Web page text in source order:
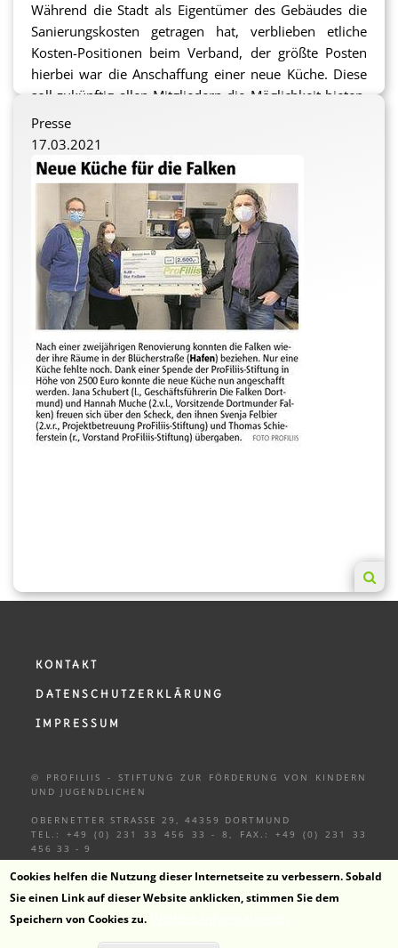
Während die Stadt als Eigentümer des Gebäudes die
Sanierungskosten getragen hat, verblieben etliche
Kosten-Positionen beimVerband, der größte Posten
hierbeiwar die Anschaffung einer neue Küche. Diese
soll zukünftig allen Mitgliedern die Möglichkeitbieten
sich zu treffen, auszutauschen und gemeinsam zu
kochen.
Umdie Falken finanziellzu entlasten, übernimmt die
ProFiliis-Stiftung die Kosten für die Küchenzeile
inklusive Einbau.
sf
Presse
17.03.2021
KONTAKT
DATENSCHUTZERKLÄRUNG
IMPRESSUM
© PROFILIIS - STIFTUNG ZUR FÖRDERUNG VON KINDERN
UND JUGENDLICHEN
OBERNETTER STRASSE 29, 44359 DORTMUND
TEL.: +49 (0) 231 33 456 33 - 8, FAX.: +49 (0) 231 33
456 33 - 9
Cookies helfen die Nutzung dieser Internetseite zu verbessern. Sobald
Sie einen Link auf dieser Website anklicken, stimmen Sie dem
Speichern von Cookies zu.